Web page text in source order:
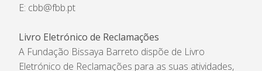
E: cbb@fbb.pt
Livro Eletrónico de Reclamações
A Fundação Bissaya Barreto dispõe de Livro
Eletrónico de Reclamações para as suas atividades,